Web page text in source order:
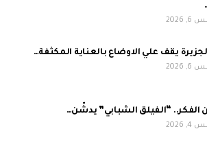
يقف علي الاوضاع بالعناية المكثفة…
الفكر.. “الفيلق الشبابي” يدشّن…